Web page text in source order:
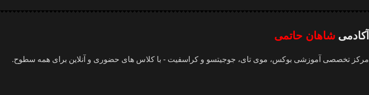
آکادمی شاهان حاتمی
مرکز تخصصی آموزشی بوکس، موی تای، جوجیتسو و کراسفیت - با کلاس های حضوری و آنلاین برای همه سطوح.